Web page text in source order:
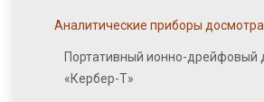
Аналитические приборы досмотра
Портативный ионно-дрейфовый
«Кербер-Т»